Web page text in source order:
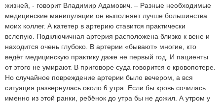
жизней, - говорит Владимир Адамович. – Разные необходимые
медицинские манипуляции он выполняет лучше большинства
моих коллег. А катетер в артерию ставится практически
вслепую. Подключичная артерия расположена близко к вене и
находится очень глубоко. В артерии «бывают» многие, кто
ведёт медицинскую практику даже не первый год. И пациенты
от этого не умирают. В приговоре суда говорится о кровопотере.
Но случайное повреждение артерии было вечером, а вся
ситуация развернулась около 6 утра. Если бы кровь сочилась
именно из этой ранки, ребёнок до утра бы не дожил. А утром у